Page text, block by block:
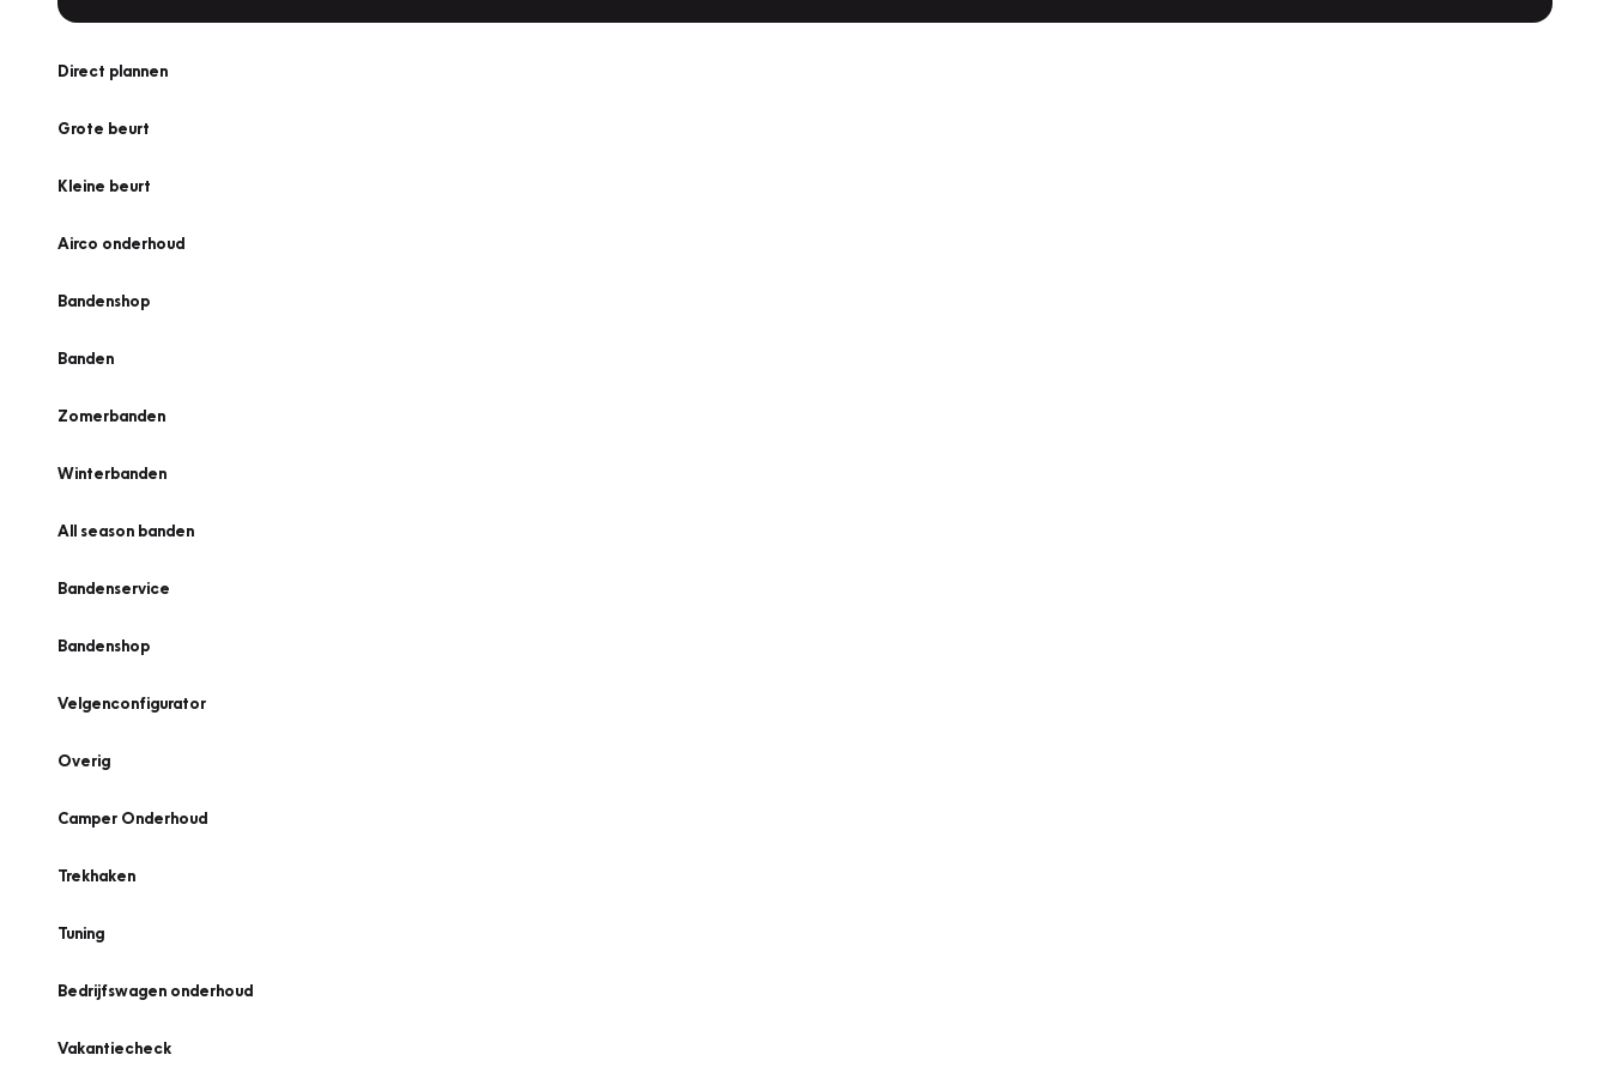
Direct plannen
Grote beurt
Kleine beurt
Airco onderhoud
Bandenshop
Banden
Zomerbanden
Winterbanden
All season banden
Bandenservice
Bandenshop
Velgenconfigurator
Overig
Camper Onderhoud
Trekhaken
Tuning
Bedrijfswagen onderhoud
Vakantiecheck